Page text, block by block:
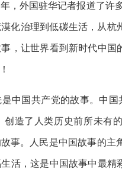
，外国驻华记者报道了许
化治理到低碳生活，从
，让世界看到新时代中
中国共产党的故事。中
造了人类历史前所未有
事。人民是中国故事的主
活，这是中国故事中最